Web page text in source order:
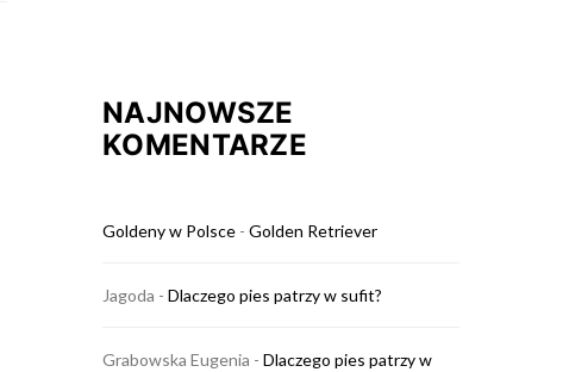
NAJNOWSZE
KOMENTARZE
Goldeny w Polsce - Golden Retriever
Jagoda - Dlaczego pies patrzy w sufit?
Grabowska Eugenia - Dlaczego pies patrzy w